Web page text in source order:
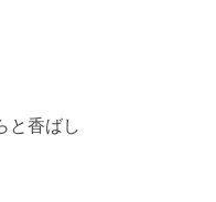
と香ばし